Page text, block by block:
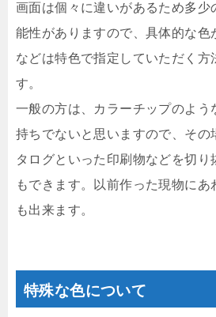
画面は個々に違いがあるため多少
能性がありますので、具体的な色
などは特色で指定していただく方
す。
一般の方は、カラーチップのよう
持ちでないと思いますので、その
タログといった印刷物などを切り
もできます。以前作った現物にあ
も出来ます。
特殊な色について